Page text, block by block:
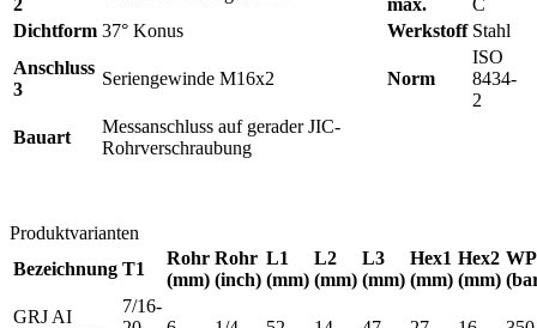
2
max.
C
Dichtform 37° Konus Werkstoff Stahl
Anschluss
3
Seriengewinde M16x2 Norm
ISO
8434-
2
Bauart
Messanschluss auf gerader JIC-
Rohrverschraubung
Produktvarianten
Bezeichnung T1
Rohr
(mm)
Rohr
(inch)
L1
(mm)
L2
(mm)
L3
(mm)
Hex1
(mm)
Hex2
(mm)
WP
GRJ AI
7/16-